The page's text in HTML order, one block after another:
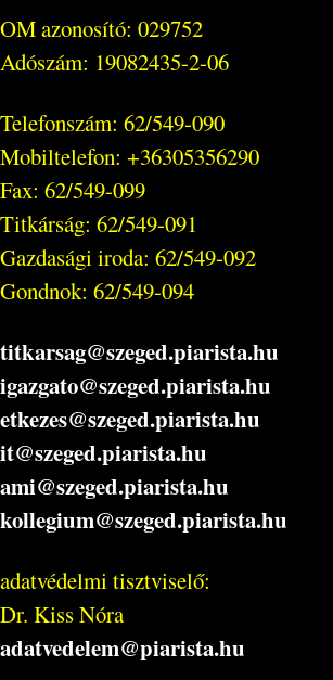
OM azonosító: 029752
Adószám: 19082435-2-06
Telefonszám: 62/549-090
Mobiltelefon: +36305356290
Fax: 62/549-099
Titkárság: 62/549-091
Gazdasági iroda: 62/549-092
Gondnok: 62/549-094
titkarsag@szeged.piarista.hu
igazgato@szeged.piarista.hu
etkezes@szeged.piarista.hu
it@szeged.piarista.hu
ami@szeged.piarista.hu
kollegium@szeged.piarista.hu
adatvédelmi tisztviselő:
Dr. Kiss Nóra
adatvedelem@piarista.hu